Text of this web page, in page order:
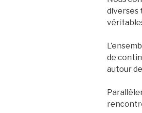
diverses
de
autour